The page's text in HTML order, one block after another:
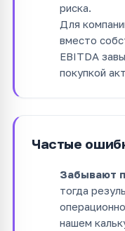
риска.
Для
вместо
EBITDA
покупкой
Частые
Забывают
тогда
нашем